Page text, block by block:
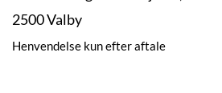
2500 Valby
Henvendelse kun efter aftale